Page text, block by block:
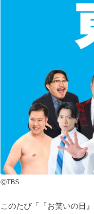
ⒸTBS
このたび「『お笑いの日